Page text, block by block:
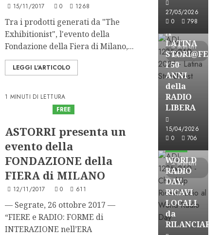
15/11/2017 0 1268
Tra i prodotti generati da "The
Exhibitionist", l'evento della
Fondazione della Fiera di Milano,...
LEGGI L'ARTICOLO
1 MINUTI DI LETTURA
FREE
ASTORRI presenta un
evento della
FONDAZIONE della
FIERA di MILANO
12/11/2017 0 611
— Segrate, 26 ottobre 2017 —
“FIERE e RADIO: FORME di
INTERAZIONE nell’ERA
27/05/2026
0
798
3 minuti
letti
Astorri News
FREE
A
LATINA
i 50
ANNI
della
RADIO
LIBERA
15/04/2026
0
706
3 minuti
letti
Astorri News
WORLD
RADIO
DAY,
RICAVI
LOCALI
da
RILANCIARE